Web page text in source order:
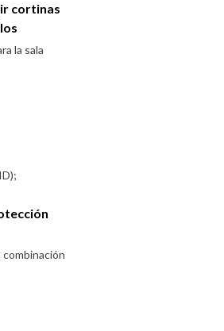
cortinas
la sala
combinación